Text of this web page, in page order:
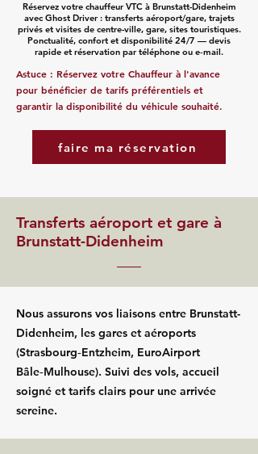
Réservez votre chauffeur VTC à Brunstatt-Didenheim
avec Ghost Driver : transferts aéroport/gare, trajets
privés et visites de centre-ville, gare, sites touristiques.
Ponctualité, confort et disponibilité 24/7 — devis
rapide et réservation par téléphone ou e‑mail.
Astuce : Réservez votre Chauffeur à l'avance
pour bénéficier de tarifs préférentiels et
garantir la disponibilité du véhicule souhaité.
faire ma réservation
Transferts aéroport et gare à
Brunstatt-Didenheim
Nous assurons vos liaisons entre Brunstatt-
Didenheim, les gares et aéroports
(Strasbourg‑Entzheim, EuroAirport
Bâle‑Mulhouse). Suivi des vols, accueil
soigné et tarifs clairs pour une arrivée
sereine.